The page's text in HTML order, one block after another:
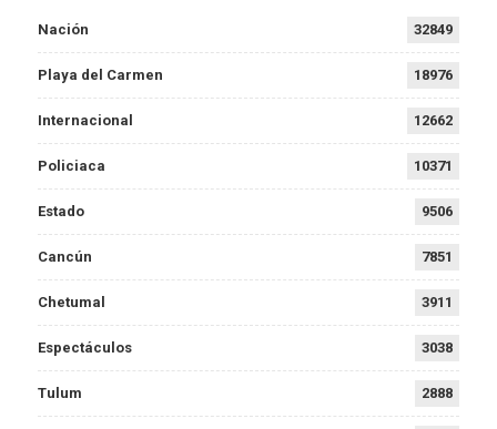
Nación 32849
Playa del Carmen 18976
Internacional 12662
Policiaca 10371
Estado 9506
Cancún 7851
Chetumal 3911
Espectáculos 3038
Tulum 2888